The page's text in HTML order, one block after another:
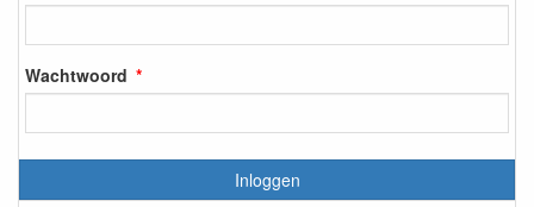
Wachtwoord
Inloggen